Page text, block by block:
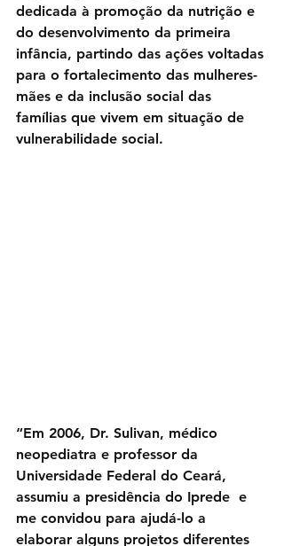
dedicada à promoção da nutrição e
do desenvolvimento da primeira
infância, partindo das ações voltadas
para o fortalecimento das mulheres-
mães e da inclusão social das
famílias que vivem em situação de
vulnerabilidade social.
“Em 2006, Dr. Sulivan, médico
neopediatra e professor da
Universidade Federal do Ceará,
assumiu a presidência do Iprede  e
me convidou para ajudá-lo a
elaborar alguns projetos diferentes